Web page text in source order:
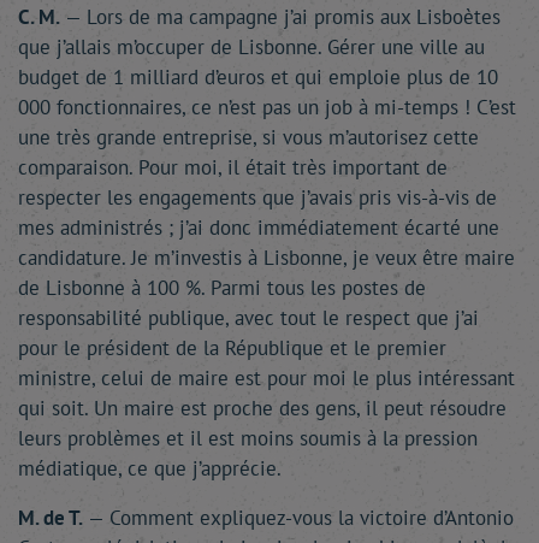
C. M. — Lors de ma campagne j’ai promis aux Lisboètes
que j’allais m’occuper de Lisbonne. Gérer une ville au
budget de 1 milliard d’euros et qui emploie plus de 10
000 fonctionnaires, ce n’est pas un job à mi-temps ! C’est
une très grande entreprise, si vous m’autorisez cette
comparaison. Pour moi, il était très important de
respecter les engagements que j’avais pris vis-à-vis de
mes administrés ; j’ai donc immédiatement écarté une
candidature. Je m’investis à Lisbonne, je veux être maire
de Lisbonne à 100 %. Parmi tous les postes de
responsabilité publique, avec tout le respect que j’ai
pour le président de la République et le premier
ministre, celui de maire est pour moi le plus intéressant
qui soit. Un maire est proche des gens, il peut résoudre
leurs problèmes et il est moins soumis à la pression
médiatique, ce que j’apprécie.
M. de T. — Comment expliquez-vous la victoire d’Antonio